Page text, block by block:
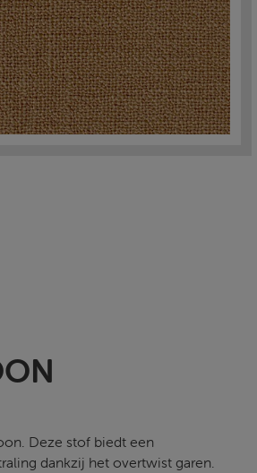
Deze stof biedt een
dankzij het overtwist garen.